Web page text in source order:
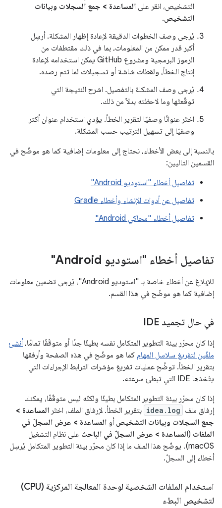
التشخيص، انقر على المساعدة > جمع السجلات وبيانات
التشخيص.
يُرجى وصف الخطوات الدقيقة لإعادة إظهار المشكلة. أرسِل
أكبر قدر ممكن من المعلومات، بما في ذلك مقتطفات من
الرموز البرمجية ومشروع GitHub يمكن استخدامه لإعادة
إنتاج الخطأ، ولقطات شاشة أو تسجيلات لما تتم رصده.
يُرجى وصف المشكلة بالتفصيل. اشرح النتيجة التي
توقّعتَها وما لاحظته بدلاً من ذلك.
اختَر عنوانًا وصفيًا لتقرير الخطأ. يؤدي استخدام عنوان أكثر
وصفيًا إلى تسهيل الترتيب حسب المشكلة.
بالنسبة إلى بعض الأخطاء، نحتاج إلى معلومات إضافية كما هو موضّح في
القسمين التاليين:
تفاصيل أخطاء "استوديو Android"
تفاصيل عن أدوات الإنشاء وأخطاء Gradle
تفاصيل أخطاء "محاكي Android"
تفاصيل أخطاء "استوديو Android"
للإبلاغ عن أخطاء خاصة بـ "استوديو Android"، يُرجى تضمين معلومات
إضافية كما هو موضّح في هذا القسم.
في حال تجميد IDE
إذا كان محرّر بيئة التطوير المتكامل نفسه بطيئًا جدًا أو متوقّفًا تمامًا، أنشئ
ملفّين لتفريغ سلاسل المهام كما هو موضّح في هذه الصفحة وأرفقها
بتقرير الخطأ. توضِّح عمليات تفريغ مؤشرات الترابط الإجراءات التي
يتّخذها IDE التي تبطئ سرعته.
إذا كان محرّر بيئة التطوير المتكامل بطيئًا ولكنّه ليس متوقّفًا، يمكنك
إرفاق ملف idea.log بتقرير الخطأ. لإرفاق الملف، اختَر المساعدة >
جمع السجلات وبيانات التشخيص أو المساعدة > عرض السجلّ في
الملفات (المساعدة > عرض السجلّ في الباحث على نظام التشغيل
macOS). يوضّح هذا الملف ما إذا كان محرّر بيئة التطوير المتكامل يُرسِل
أخطاء إلى السجلّ.
استخدام الملفات الشخصية لوحدة المعالجة المركزية (CPU)
لتشخيص البطء